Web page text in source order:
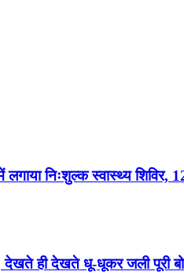
निःशुल्क स्वास्थ्य शिविर,
ही देखते धू-धूकर जली पूरी